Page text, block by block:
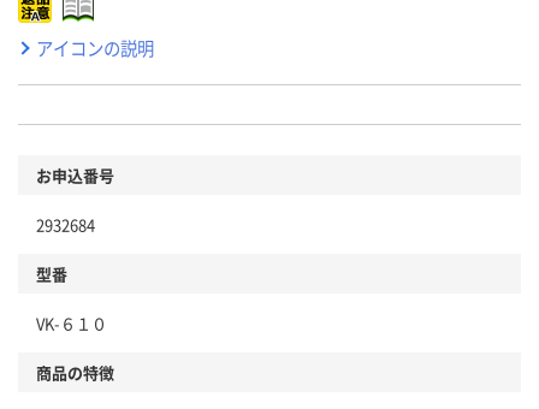
アイコンの説明
お申込番号
2932684
型番
VK-６１０
商品の特徴